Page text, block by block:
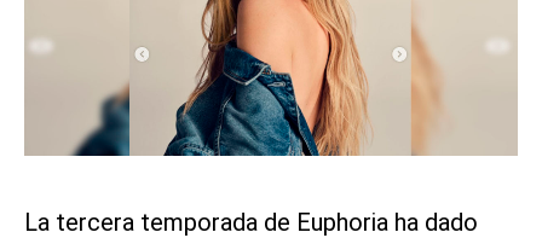
La tercera temporada de Euphoria ha dado